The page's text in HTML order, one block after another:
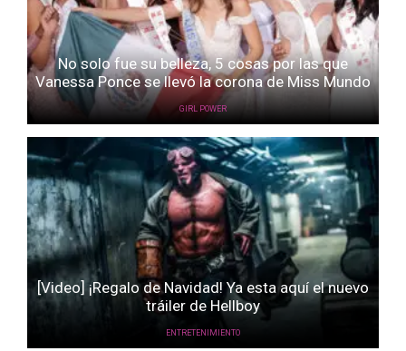
No solo fue su belleza, 5 cosas por las que
Vanessa Ponce se llevó la corona de Miss Mundo
GIRL POWER
[Video] ¡Regalo de Navidad! Ya esta aquí el nuevo
tráiler de Hellboy
ENTRETENIMIENTO